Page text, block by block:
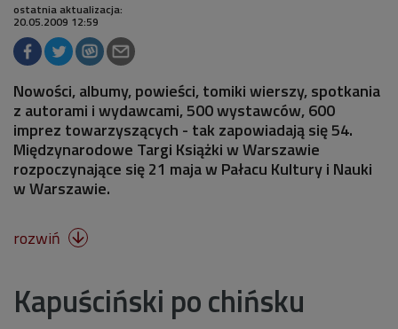
ostatnia aktualizacja:
20.05.2009 12:59
Nowości, albumy, powieści, tomiki wierszy, spotkania
z autorami i wydawcami, 500 wystawców, 600
imprez towarzyszących - tak zapowiadają się 54.
Międzynarodowe Targi Książki w Warszawie
rozpoczynające się 21 maja w Pałacu Kultury i Nauki
w Warszawie.
rozwiń 
Kapuściński po chińsku